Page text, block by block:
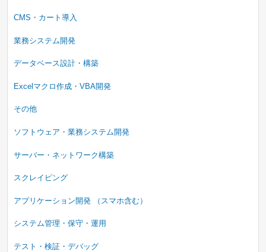
CMS・カート導入
業務システム開発
データベース設計・構築
Excelマクロ作成・VBA開発
その他
ソフトウェア・業務システム開発
サーバー・ネットワーク構築
スクレイピング
アプリケーション開発 （スマホ含む）
システム管理・保守・運用
テスト・検証・デバッグ